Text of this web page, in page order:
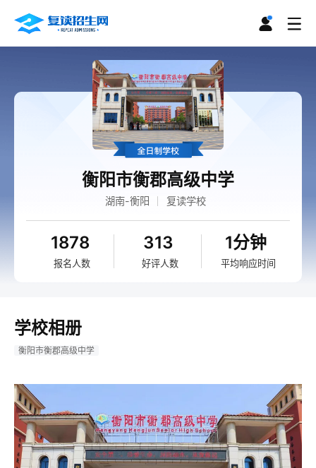
衡阳市衡郡高级中学
湖南-衡阳 复读学校
1878
报名人数
313
好评人数
1分钟
平均响应时间
学校相册
衡阳市衡郡高级中学